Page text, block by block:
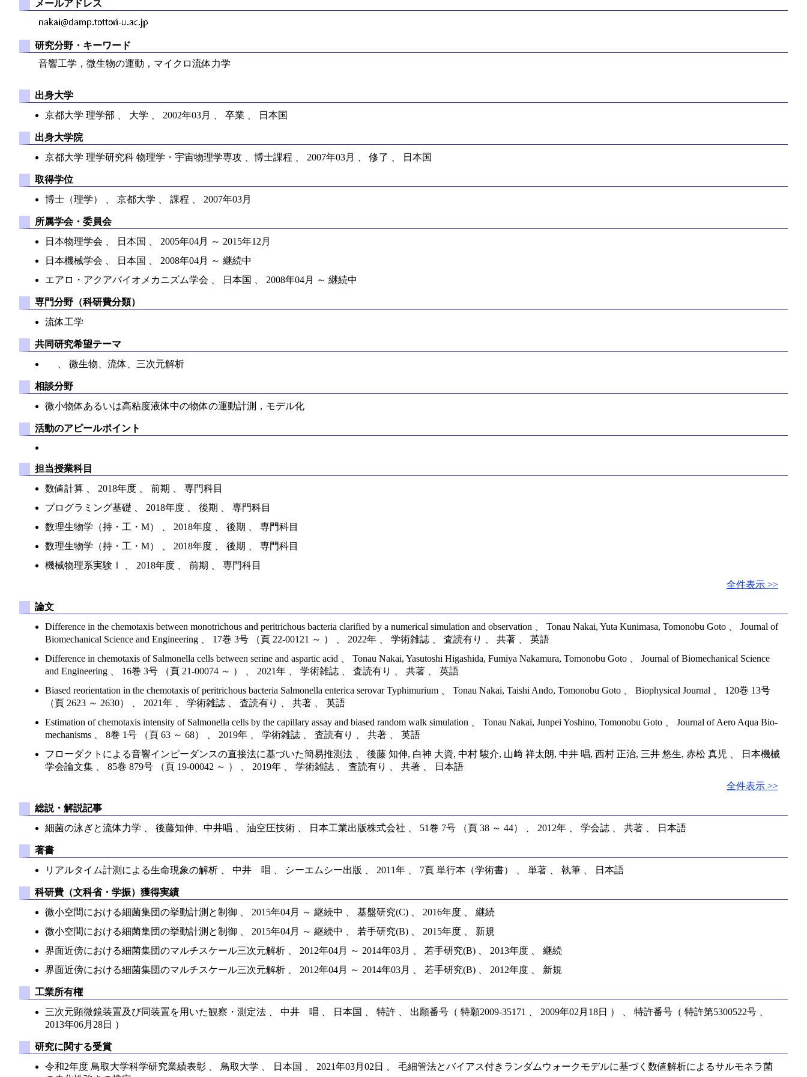
メールアドレス
研究分野・キーワード
音響工学，微生物の運動，マイクロ流体力学
出身大学
京都大学 理学部 、 大学 、 2002年03月 、 卒業 、 日本国
出身大学院
京都大学 理学研究科 物理学・宇宙物理学専攻 、博士課程 、 2007年03月 、 修了 、 日本国
取得学位
博士（理学） 、 京都大学 、 課程 、 2007年03月
所属学会・委員会
日本物理学会 、 日本国 、 2005年04月 ～ 2015年12月
日本機械学会 、 日本国 、 2008年04月 ～ 継続中
エアロ・アクアバイオメカニズム学会 、 日本国 、 2008年04月 ～ 継続中
専門分野（科研費分類）
流体工学
共同研究希望テーマ
、 微生物、流体、三次元解析
相談分野
微小物体あるいは高粘度液体中の物体の運動計測，モデル化
活動のアピールポイント
担当授業科目
数値計算 、 2018年度 、 前期 、 専門科目
プログラミング基礎 、 2018年度 、 後期 、 専門科目
数理生物学（持・工・M） 、 2018年度 、 後期 、 専門科目
数理生物学（持・工・M） 、 2018年度 、 後期 、 専門科目
機械物理系実験Ⅰ 、 2018年度 、 前期 、 専門科目
全件表示 >>
論文
Difference in the chemotaxis between monotrichous and peritrichous bacteria clarified by a numerical simulation and observation 、 Tonau Nakai, Yuta Kunimasa, Tomonobu Goto 、 Journal of
Biomechanical Science and Engineering 、 17巻 3号 （頁 22-00121 ～ ） 、 2022年 、 学術雑誌 、 査読有り 、 共著 、 英語
Difference in chemotaxis of Salmonella cells between serine and aspartic acid 、 Tonau Nakai, Yasutoshi Higashida, Fumiya Nakamura, Tomonobu Goto 、 Journal of Biomechanical Science
and Engineering 、 16巻 3号 （頁 21-00074 ～ ） 、 2021年 、 学術雑誌 、 査読有り 、 共著 、 英語
Biased reorientation in the chemotaxis of peritrichous bacteria Salmonella enterica serovar Typhimurium 、 Tonau Nakai, Taishi Ando, Tomonobu Goto 、 Biophysical Journal 、 120巻 13号
（頁 2623 ～ 2630） 、 2021年 、 学術雑誌 、 査読有り 、 共著 、 英語
Estimation of chemotaxis intensity of Salmonella cells by the capillary assay and biased random walk simulation 、 Tonau Nakai, Junpei Yoshino, Tomonobu Goto 、 Journal of Aero Aqua Bio-
mechanisms 、 8巻 1号 （頁 63 ～ 68） 、 2019年 、 学術雑誌 、 査読有り 、 共著 、 英語
フローダクトによる音響インピーダンスの直接法に基づいた簡易推測法 、 後藤 知伸, 白神 大資, 中村 駿介, 山﨑 祥太朗, 中井 唱, 西村 正治, 三井 悠生, 赤松 真児 、 日本機械
学会論文集 、 85巻 879号 （頁 19-00042 ～ ） 、 2019年 、 学術雑誌 、 査読有り 、 共著 、 日本語
全件表示 >>
総説・解説記事
細菌の泳ぎと流体力学 、 後藤知伸、中井唱 、 油空圧技術 、 日本工業出版株式会社 、 51巻 7号 （頁 38 ～ 44） 、 2012年 、 学会誌 、 共著 、 日本語
著書
リアルタイム計測による生命現象の解析 、 中井 唱 、 シーエムシー出版 、 2011年 、 7頁 単行本（学術書） 、 単著 、 執筆 、 日本語
科研費（文科省・学振）獲得実績
微小空間における細菌集団の挙動計測と制御 、 2015年04月 ～ 継続中 、 基盤研究(C) 、 2016年度 、 継続
微小空間における細菌集団の挙動計測と制御 、 2015年04月 ～ 継続中 、 若手研究(B) 、 2015年度 、 新規
界面近傍における細菌集団のマルチスケール三次元解析 、 2012年04月 ～ 2014年03月 、 若手研究(B) 、 2013年度 、 継続
界面近傍における細菌集団のマルチスケール三次元解析 、 2012年04月 ～ 2014年03月 、 若手研究(B) 、 2012年度 、 新規
工業所有権
三次元顕微鏡装置及び同装置を用いた観察・測定法 、 中井 唱 、 日本国 、 特許 、 出願番号（ 特願2009-35171 、 2009年02月18日 ） 、 特許番号（ 特許第5300522号 、
2013年06月28日 ）
研究に関する受賞
令和2年度 鳥取大学科学研究業績表彰 、 鳥取大学 、 日本国 、 2021年03月02日 、 毛細管法とバイアス付きランダムウォークモデルに基づく数値解析によるサルモネラ菌